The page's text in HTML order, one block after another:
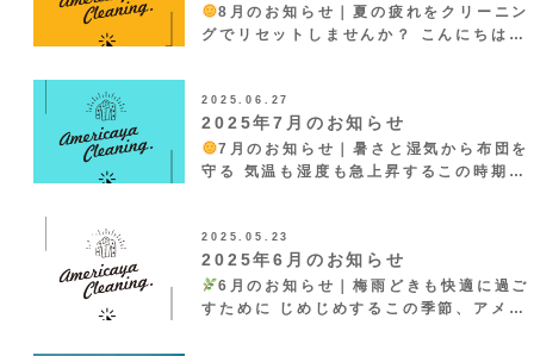
8月のお知らせ｜夏の疲れをクリーニン
グでリセットしませんか？ こんにちは…
2025.06.27
2025年7月のお知らせ
7月のお知らせ｜暑さと湿気から布団を
守る 気温も湿度も急上昇するこの時期…
2025.05.23
2025年6月のお知らせ
6月のお知らせ｜梅雨どきも快適に過ご
すために じめじめするこの季節、アメ…